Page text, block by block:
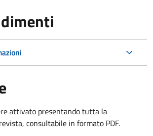
attivato presentando tutta la
consultabile in formato PDF.